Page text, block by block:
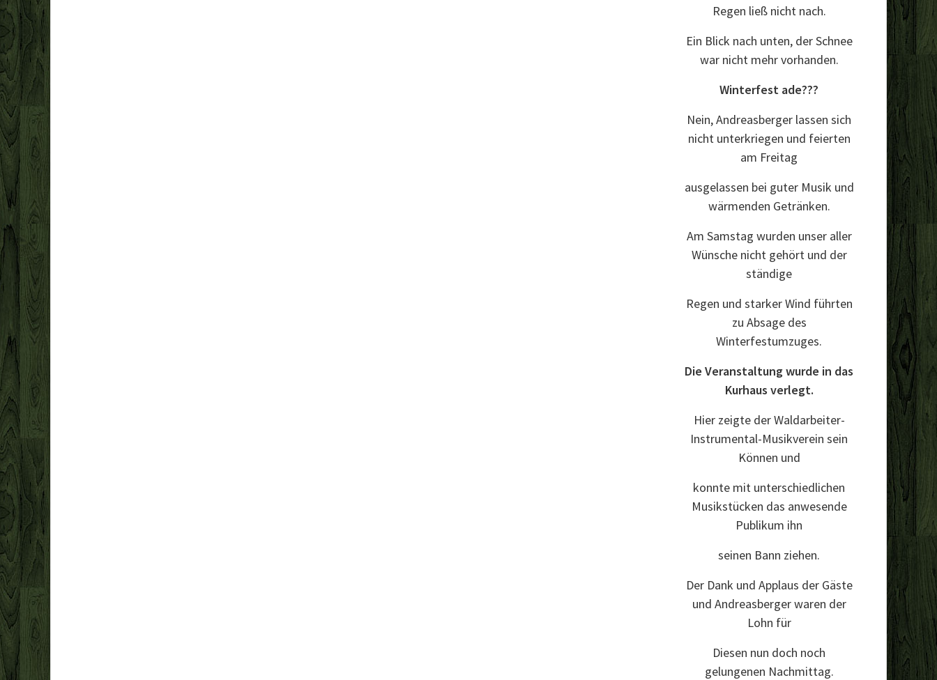
Regen ließ nicht nach.
Ein Blick nach unten, der Schnee
war nicht mehr vorhanden.
Winterfest ade???
Nein, Andreasberger lassen sich
nicht unterkriegen und feierten
am Freitag
ausgelassen bei guter Musik und
wärmenden Getränken.
Am Samstag wurden unser aller
Wünsche nicht gehört und der
ständige
Regen und starker Wind führten
zu Absage des
Winterfestumzuges.
Die Veranstaltung wurde in das
Kurhaus verlegt.
Hier zeigte der Waldarbeiter-
Instrumental-Musikverein sein
Können und
konnte mit unterschiedlichen
Musikstücken das anwesende
Publikum ihn
seinen Bann ziehen.
Der Dank und Applaus der Gäste
und Andreasberger waren der
Lohn für
Diesen nun doch noch
gelungenen Nachmittag.